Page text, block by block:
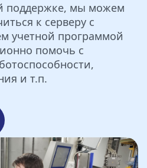
поддержке, мы можем
к серверу с
учетной программой
помочь с
и т.п.